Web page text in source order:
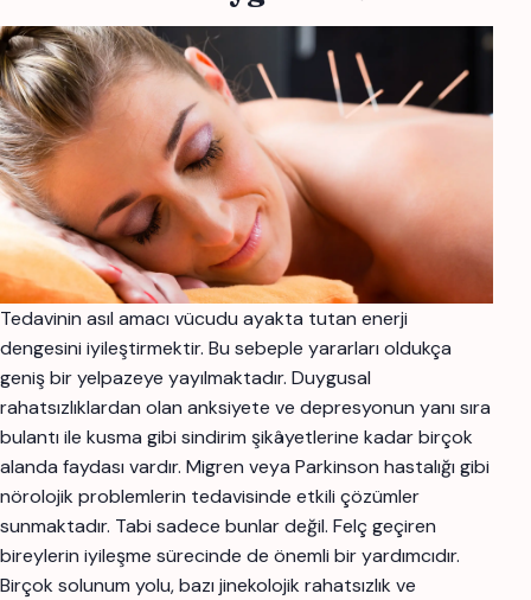
Tedavinin asıl amacı vücudu ayakta tutan enerji
dengesini iyileştirmektir. Bu sebeple yararları oldukça
geniş bir yelpazeye yayılmaktadır. Duygusal
rahatsızlıklardan olan anksiyete ve depresyonun yanı sıra
bulantı ile kusma gibi sindirim şikâyetlerine kadar birçok
alanda faydası vardır. Migren veya Parkinson hastalığı gibi
nörolojik problemlerin tedavisinde etkili çözümler
sunmaktadır. Tabi sadece bunlar değil. Felç geçiren
bireylerin iyileşme sürecinde de önemli bir yardımcıdır.
Birçok solunum yolu, bazı jinekolojik rahatsızlık ve